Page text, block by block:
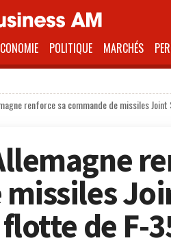
POLITIQUE MARCHÉS
renforce sa commande de missiles
missiles
de F-